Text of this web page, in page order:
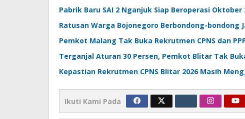
Pabrik Baru SAI 2 Nganjuk Siap Beroperasi Oktober
Ratusan Warga Bojonegoro Berbondong-bondong
Pemkot Malang Tak Buka Rekrutmen CPNS dan
Terganjal Aturan 30 Persen, Pemkot Blitar Tak Buka
Kepastian Rekrutmen CPNS Blitar 2026 Masih
Ikuti Kami Pada